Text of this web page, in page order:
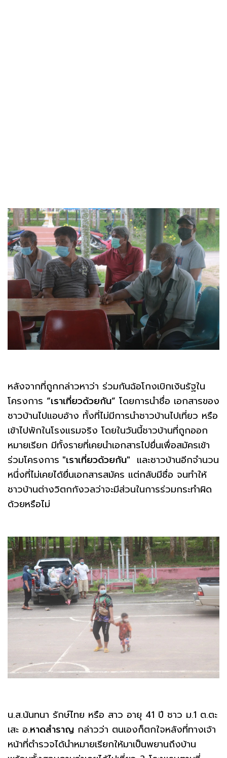
หลังจากที่ถูกกล่าวหาว่า ร่วมกันฉ้อโกงเบิกเงินรัฐใน
โครงการ “เราเที่ยวด้วยกัน” โดยการนำชื่อ เอกสารของ
ชาวบ้านไปแอบอ้าง ทั้งที่ไม่มีการนำชาวบ้านไปเที่ยว หรือ
เข้าไปพักในโรงแรมจริง โดยในวันนี้ชาวบ้านที่ถูกออก
หมายเรียก มีทั้งรายที่เคยนำเอกสารไปยื่นเพื่อสมัครเข้า
ร่วมโครงการ "เราเที่ยวด้วยกัน" และชาวบ้านอีกจำนวน
หนึ่งที่ไม่เคยได้ยื่นเอกสารสมัคร แต่กลับมีชื่อ จนทำให้
ชาวบ้านต่างวิตกกังวลว่าจะมีส่วนในการร่วมกระทำผิด
ด้วยหรือไม่
น.ส.นันทนา รักษ์ไทย หรือ สาว อายุ 41 ปี ชาว ม.1 ต.ตะ
เสะ อ.หาดสำราญ กล่าวว่า ตนเองก็ตกใจหลังที่ทางเจ้า
หน้าที่ตำรวจได้นำหมายเรียกให้มาเป็นพยานถึงบ้าน